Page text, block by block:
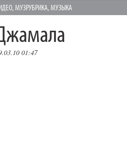
,МУЗРУБРИКА,МУЗЫКА
01:47